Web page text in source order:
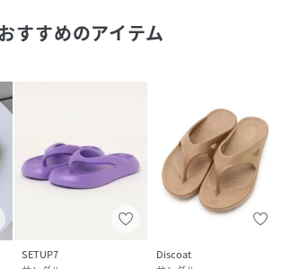
用前に商品状態のご確認をお願い致しま
中国
すすめのアイテム
SETUP7
Discoat